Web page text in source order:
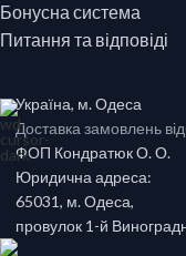
Бонусна система
Питання та відповіді
Україна, м. Одеса
Доставка замовлень
ФОП Кондратюк О. О.
Юридична адреса:
65031, м. Одеса,
провулок 1-й